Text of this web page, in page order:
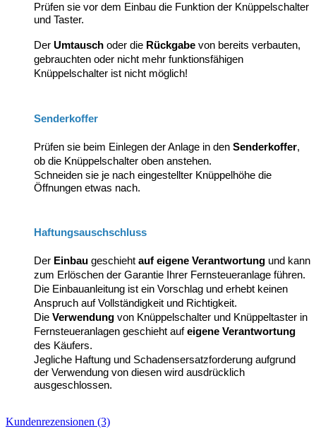
Prüfen sie vor dem Einbau die Funktion der Knüppelschalter
und Taster.
Der Umtausch oder die Rückgabe von bereits verbauten,
gebrauchten oder nicht mehr funktionsfähigen
Knüppelschalter ist nicht möglich!
Senderkoffer
Prüfen sie beim Einlegen der Anlage in den Senderkoffer,
ob die Knüppelschalter oben anstehen.
Schneiden sie je nach eingestellter Knüppelhöhe die
Öffnungen etwas nach.
Haftungsauschschluss
Der Einbau geschieht auf eigene Verantwortung und kann
zum Erlöschen der Garantie Ihrer Fernsteueranlage führen.
Die Einbauanleitung ist ein Vorschlag und erhebt keinen
Anspruch auf Vollständigkeit und Richtigkeit.
Die Verwendung von Knüppelschalter und Knüppeltaster in
Fernsteueranlagen geschieht aufeigene Verantwortung
des Käufers.
Jegliche Haftung und Schadensersatzforderung aufgrund
der Verwendung von diesen wird ausdrücklich
ausgeschlossen.
Kundenrezensionen (3)